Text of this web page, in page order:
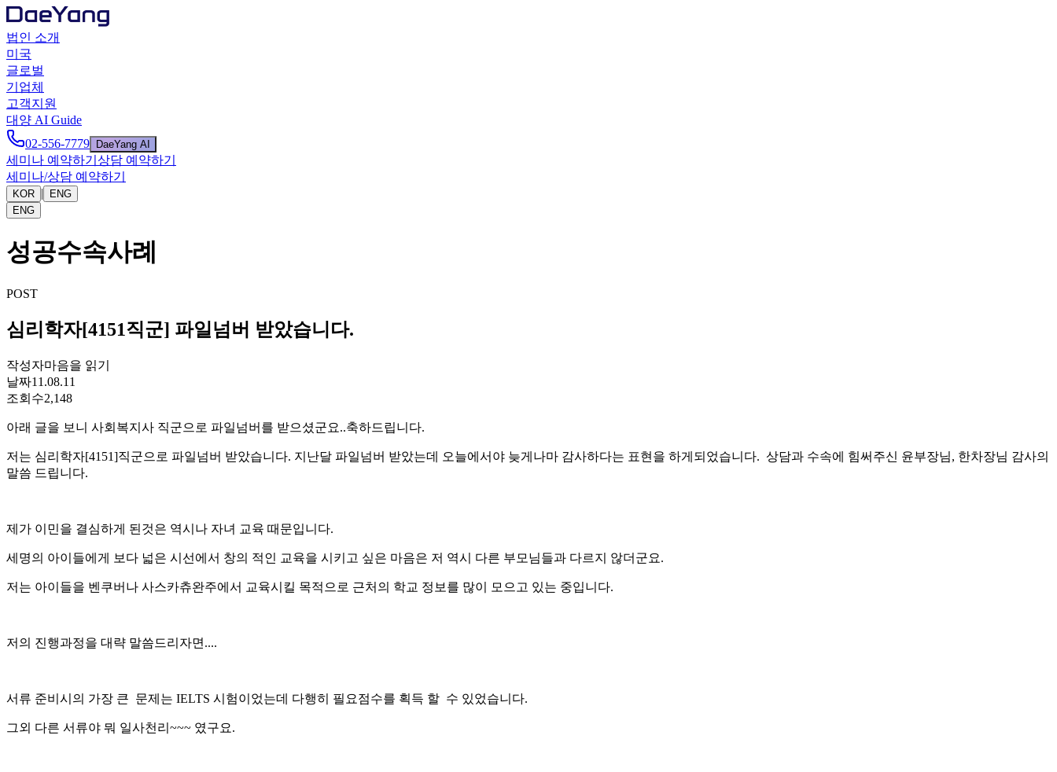
법인 소개
미국
글로벌
기업체
고객지원
대양 AI Guide
02-556-7779
DaeYang AI
세미나 예약하기 상담 예약하기
세미나/상담 예약하기
KOR |
ENG
ENG
성공수속사례
POST
심리학자[4151직군] 파일넘버 받았습니다.
작성자마음을 읽기
날짜11.08.11
조회수2,148
아래 글을 보니 사회복지사 직군으로 파일넘버를 받으셨군요..축하드립니다.
저는 심리학자[4151]직군으로 파일넘버 받았습니다. 지난달 파일넘버 받았는데 오늘에서야 늦게나마 감사하다는 표현을 하게되었습니다. 상담과 수속에 힘써주신 윤부장님, 한차장님 감사의
말씀 드립니다.
제가 이민을 결심하게 된것은 역시나 자녀 교육 때문입니다.
세명의 아이들에게 보다 넓은 시선에서 창의 적인 교육을 시키고 싶은 마음은 저 역시 다른 부모님들과 다르지 않더군요.
저는 아이들을 벤쿠버나 사스카츄완주에서 교육시킬 목적으로 근처의 학교 정보를 많이 모으고 있는 중입니다.
저의 진행과정을 대략 말씀드리자면....
서류 준비시의 가장 큰 문제는 IELTS 시험이었는데 다행히 필요점수를 획득 할 수 있었습니다.
그외 다른 서류야 뭐 일사천리~~~ 였구요.